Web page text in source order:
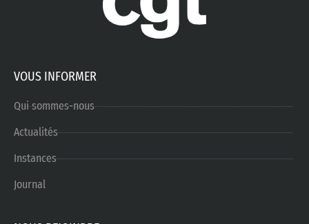
VOUS INFORMER
Qui sommes-nous
Actualités
Instances
Journal